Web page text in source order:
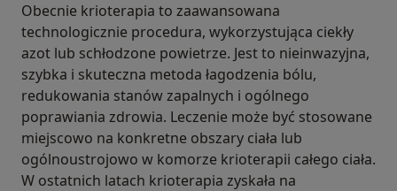
Obecnie krioterapia to zaawansowana
technologicznie procedura, wykorzystująca ciekły
azot lub schłodzone powietrze. Jest to nieinwazyjna,
szybka i skuteczna metoda łagodzenia bólu,
redukowania stanów zapalnych i ogólnego
poprawiania zdrowia. Leczenie może być stosowane
miejscowo na konkretne obszary ciała lub
ogólnoustrojowo w komorze krioterapii całego ciała.
W ostatnich latach krioterapia zyskała na